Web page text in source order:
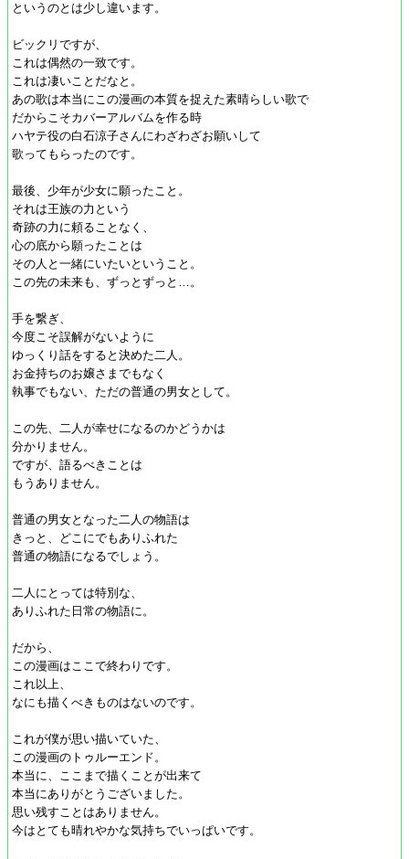
というのとは少し違います。
ビックリですが、
これは偶然の一致です。
これは凄いことだなと。
あの歌は本当にこの漫画の本質を捉えた素晴らしい歌で
だからこそカバーアルバムを作る時
ハヤテ役の白石涼子さんにわざわざお願いして
歌ってもらったのです。
最後、少年が少女に願ったこと。
それは王族の力という
奇跡の力に頼ることなく、
心の底から願ったことは
その人と一緒にいたいということ。
この先の未来も、ずっとずっと…。
手を繋ぎ、
今度こそ誤解がないように
ゆっくり話をすると決めた二人。
お金持ちのお嬢さまでもなく
執事でもない、ただの普通の男女として。
この先、二人が幸せになるのかどうかは
分かりません。
ですが、語るべきことは
もうありません。
普通の男女となった二人の物語は
きっと、どこにでもありふれた
普通の物語になるでしょう。
二人にとっては特別な、
ありふれた日常の物語に。
だから、
この漫画はここで終わりです。
これ以上、
なにも描くべきものはないのです。
これが僕が思い描いていた、
この漫画のトゥルーエンド。
本当に、ここまで描くことが出来て
本当にありがとうございました。
思い残すことはありません。
今はとても晴れやかな気持ちでいっぱいです。